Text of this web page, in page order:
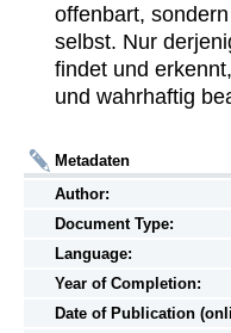
offenbart,
selbst. Nur
findet und
und wahrhaftig
Metadaten
Author:
Document Type:
Language:
Year of Completion:
Date of Publication